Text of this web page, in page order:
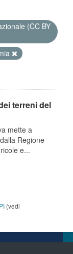
(CC BY
terreni del
mette a
Regione
e...
(vedi